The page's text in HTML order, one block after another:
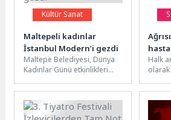
Kültür Sanat
Maltepeli kadınlar
İstanbul Modern’i gezdi
Maltepe Belediyesi, Dünya
Kadınlar Günü etkinlikleri
kadınları kültür ve sanatla
buluşturmaya devam
ediyor....
Halk
aşkın